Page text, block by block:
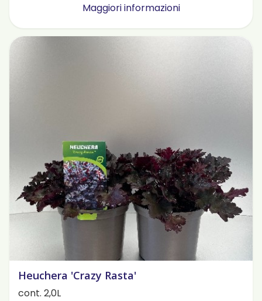
Maggiori informazioni
Heuchera 'Crazy Rasta'
cont. 2,0L